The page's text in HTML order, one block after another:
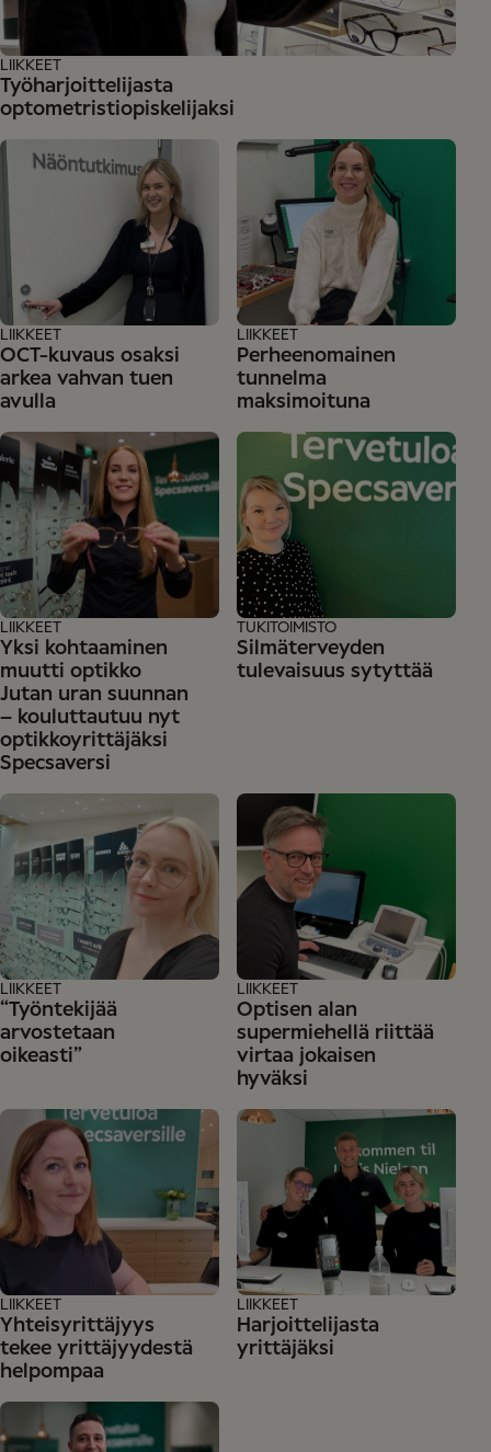
Työharjoittelijasta
optometristiopiskelijaksi
LIIKKEET
OCT-kuvaus osaksi
arkea vahvan tuen
avulla
LIIKKEET
Perheenomainen
tunnelma
maksimoituna
LIIKKEET
Yksi kohtaaminen
muutti optikko
Jutan uran suunnan
– kouluttautuu nyt
optikkoyrittäjäksi
Specsaversi
LIIKKEET
Silmäterveyden
tulevaisuus sytyttää
TUKITOIMISTO
“Työntekijää
arvostetaan
oikeasti”
LIIKKEET
Optisen alan
supermiehellä riittää
virtaa jokaisen
hyväksi
LIIKKEET
Yhteisyrittäjyys
tekee yrittäjyydestä
helpompaa
LIIKKEET
Harjoittelijasta
yrittäjäksi
LIIKKEET